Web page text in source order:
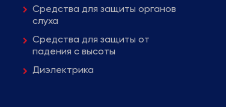
Средства для защиты органов
слуха
Средства для защиты от
падения с высоты
Диэлектрика